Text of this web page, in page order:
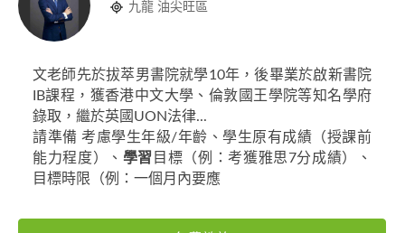
九龍 油尖旺區
文老師先於拔萃男書院就學10年，後畢業於啟新書院
IB課程，獲香港中文大學、倫敦國王學院等知名學府
錄取，繼於英國UON法律...
請準備 考慮學生年級/年齡、學生原有成績（授課前
能力程度）、 學習 目標（例：考獲雅思7分成績）、
目標時限（例：一個月內要應